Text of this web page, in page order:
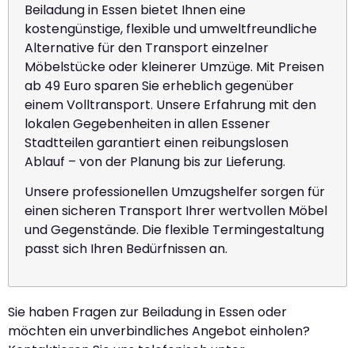
Beiladung in Essen bietet Ihnen eine
kostengünstige, flexible und umweltfreundliche
Alternative für den Transport einzelner
Möbelstücke oder kleinerer Umzüge. Mit Preisen
ab 49 Euro sparen Sie erheblich gegenüber
einem Volltransport. Unsere Erfahrung mit den
lokalen Gegebenheiten in allen Essener
Stadtteilen garantiert einen reibungslosen
Ablauf – von der Planung bis zur Lieferung.
Unsere professionellen Umzugshelfer sorgen für
einen sicheren Transport Ihrer wertvollen Möbel
und Gegenstände. Die flexible Termingestaltung
passt sich Ihren Bedürfnissen an.
Sie haben Fragen zur Beiladung in Essen oder
möchten ein unverbindliches Angebot einholen?